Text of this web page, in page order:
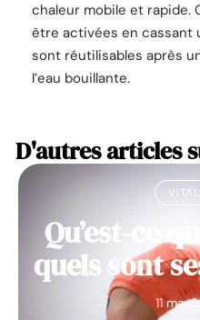
chaleur mobile et rapide.
être activées en cassant
sont réutilisables après
l’eau bouillante.
D'autres articles
Qu’est-ce
quels sont
11